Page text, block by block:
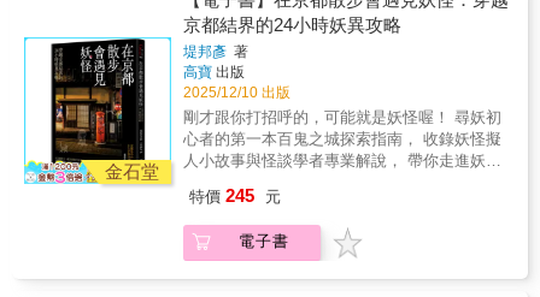
—19世紀〕9. 激盪的國家建設〔19—20世紀〕
10. 民族解放之夢〔19—20世紀〕11. 走出世界
大戰的慘禍〔19—20世紀〕12. 邁向亞洲世紀
〔20—21世紀〕
後數十年日本的對華政策。 在中國現代史
中，談論到中日關係，往往聚焦於彼此的對立
與戰爭上。在這種敘事的角度下，對於雙方通
常以失敗告終的「共存」嘗試，便往往遭到忽
視。「共存」之所以難以成功，其根本原因在
於，雙方的「共存」基礎極不穩固。日本的
「共存」往往帶有支配與控制的色彩；而中國
方面，任何與日本的合作，都極易在民族主義
高漲與「共和」正當性的爭論中，被貼上「賣
國」的標籤。 奠定現代中國與日本關係的
歷史中，中日戰爭是雙方爭執的高峰，並深刻
形塑戰後東亞外交格局。這場戰爭不僅是武力
每個人都能擁有一顆平穩而透澈的心。【融貫
外在技藝與內在心智】新當流的修行不僅是技
藝的傳承，更是哲學思辨的鍛鍊。書中以
「構、形、工、理」四事，解讀「型」與「稽
古」的真義，為讀者完整呈現一道完整的學習
歷程：先從身體和技藝著手，逐步涵養心智，
再從心智的轉化出發，引導並深化技藝。在物
質與精神的交互作用中持續累積、革新，以此
書適合對日本劍術文化感興趣的讀者，也適合
追求自我成長的人。它提醒我們：修行的價值
在於真誠面對自身，對自己保有耐心與信心，
讓自己逐步成長、變得堅強。這就是新當流修
行的本真。【「當傳小習」的精神】如果你對
開。英國駐海得拉巴代表詹姆斯・阿基里斯・
科克派翠克，在宮廷裡邂逅了首相的孫女海
兒・妮莎。他深深愛上她，不惜皈依伊斯蘭
教，甚至成為對抗東印度公司的雙重間諜。這
段愛情故事，交織著宮廷陰謀、後宮政治、宗
教爭議與家族衝突。然而，它並非孤立的傳
奇，而是「白蒙兀兒」現象的一部分——那些
身穿印度服飾、採納當地習俗的歐洲人，挑戰
了殖民秩序的界線，令東印度公司尷尬不已。
建了英國駐海得拉巴宮廷公使詹姆斯・阿基里
斯・科克派翠克的非凡故事。他不顧傳統，迎
娶了海得拉巴首相的孫女海兒・妮莎，甚至皈
金石堂
京都結界的24小時妖異攻略
堤邦彥 著
高寶 出版
2025/12/10 出版
剛才跟你打招呼的，可能就是妖怪喔！ 尋妖初
心者的第一本百鬼之城探索指南， 收錄妖怪擬
人小故事與怪談學者專業解說， 帶你走進妖怪
次追妖就上手★ 通往魔界的入口，就在人來人
往的路旁。 誕生千年女妖的古井，就在隔壁的
社區靜巷裡。 家門外面的小石碑，可能就是某
特價 245 元
電子書